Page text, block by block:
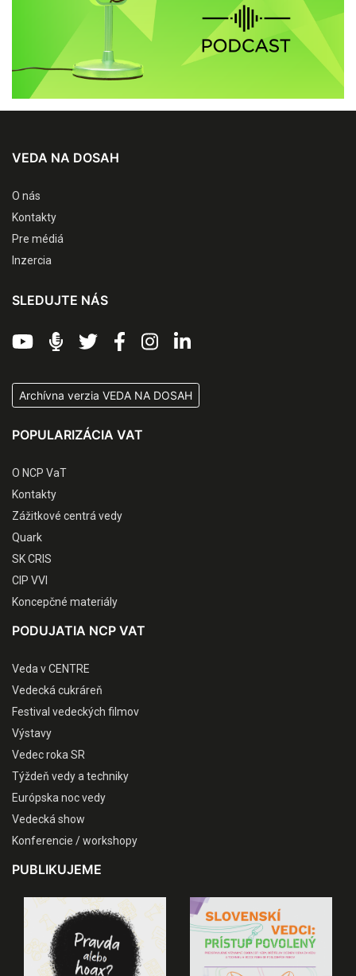
VEDA NA DOSAH
O nás
Kontakty
Pre médiá
Inzercia
SLEDUJTE NÁS
Archívna verzia VEDA NA DOSAH
POPULARIZÁCIA VAT
O NCP VaT
Kontakty
Zážitkové centrá vedy
Quark
SK CRIS
CIP VVI
Koncepčné materiály
PODUJATIA NCP VAT
Veda v CENTRE
Vedecká cukráreň
Festival vedeckých filmov
Výstavy
Vedec roka SR
Týždeň vedy a techniky
Európska noc vedy
Vedecká show
Konferencie / workshopy
PUBLIKUJEME